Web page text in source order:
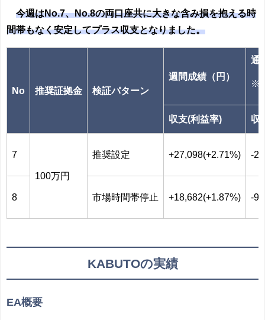
今週はNo.7、No.8の両口座共に大きな含み損を抱える時
間帯もなく安定してプラス収支となりました。
No 推奨証拠金 検証パターン
週間成績（円）
通
収支(利益率) 収
7
100万円
推奨設定 +27,098(+2.71%) -
8 市場時間帯停止 +18,682(+1.87%) -
KABUTOの実績
EA概要